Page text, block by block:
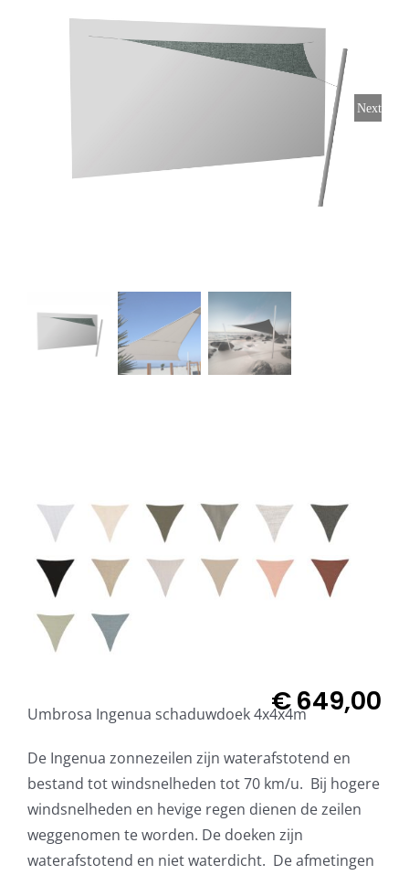
Horeca parasols
Balkonklemmen
Beschermhoezen
Glatz parasoldoeken
Glatz stofstalen collectie Sampleboeken
Next
€649,00
Umbrosa Ingenua schaduwdoek 4x4x4m
De Ingenua zonnezeilen zijn waterafstotend en
bestand tot windsnelheden tot 70 km/u. Bij hogere
windsnelheden en hevige regen dienen de zeilen
weggenomen te worden. De doeken zijn
waterafstotend en niet waterdicht. De afmetingen